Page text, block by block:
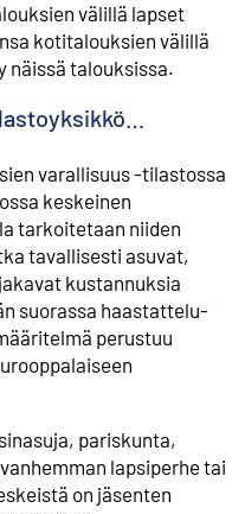
välillä lapset
kotitalouksien välillä
näissä talouksissa.
varallisuus -tilastossa
keskeinen
tarkoitetaan niiden
tavallisesti asuvat,
kustannuksia
suorassa haastattelu-
perustuu
pariskunta,
lapsiperhe tai
on jäsenten